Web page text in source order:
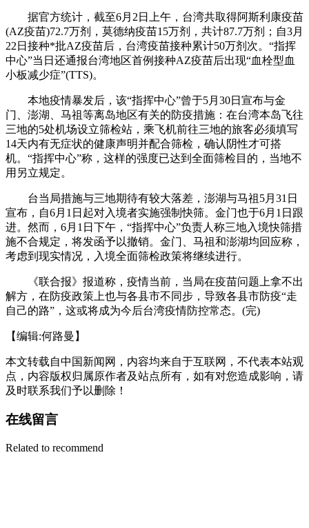
据官方统计，截至6月2日上午，台湾共取得阿斯利康疫苗
(AZ疫苗)72.7万剂，莫德纳疫苗15万剂，共计87.7万剂；自3月
22日接种*批AZ疫苗后，台湾疫苗接种累计50万剂次。“指挥
中心”当日还通报台湾地区首例接种AZ疫苗后出现“血栓型血
小板减少症”(TTS)。
本地疫情暴发后，该“指挥中心”曾于5月30日宣布与金
门、澎湖、马祖等离岛地区有关的防疫措施：在台湾本岛飞往
三地的5处机场设立筛检站，乘飞机前往三地的旅客必须填写
14天内有无症状的健康声明并配合筛检，确认阴性才可搭
机。“指挥中心”称，这样的强度已达到全面筛检目的，当地不
用另立规定。
台当局措施与三地期待有较大落差，澎湖与马祖5月31日
宣布，自6月1日起对入境者实施强制快筛。金门也于6月1日跟
进。然而，6月1日下午，“指挥中心”负责人称三地入境快筛措
施不合规定，将发函予以撤销。金门、马祖和澎湖均回应称，
考虑到现实情况，入境全面筛检政策将继续进行。
《联合报》报道称，疫情当前，当局在疫苗问题上拿不出
解方，在防疫政策上也与各县市不同步，导致各县市防疫“走
自己的路”，这或将成为今后台湾疫情防控常态。(完)
【编辑:何路曼】
本文转载自中国新闻网，内容均来自于互联网，不代表本站观
点，内容版权归属原作者及站点所有，如有对您造成影响，请
及时联系我们予以删除！
在线留言
Related to recommend